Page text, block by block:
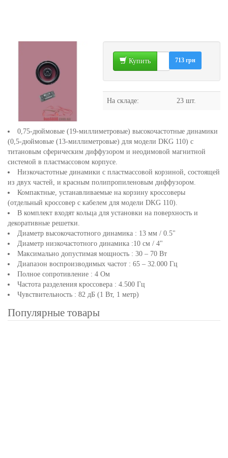
Купить 713 грн
На складе: 23 шт.
0,75-дюймовые (19-миллиметровые) высокочастотные динамики
(0,5-дюймовые (13-миллиметровые) для модели DKG 110) с
титановым сферическим диффузором и неодимовой магнитной
системой в пластмассовом корпусе.
Низкочастотные динамики с пластмассовой корзиной, состоящей
из двух частей, и красным полипропиленовым диффузором.
Компактные, устанавливаемые на корзину кроссоверы
(отдельный кроссовер с кабелем для модели DKG 110).
В комплект входят кольца для установки на поверхность и
декоративные решетки.
Диаметр высокочастотного динамика : 13 мм / 0.5"
Диаметр низкочастотного динамика :10 см / 4"
Максимально допустимая мощность : 30 – 70 Вт
Диапазон воспроизводимых частот : 65 – 32.000 Гц
Полное сопротивление : 4 Ом
Частота разделения кроссовера : 4.500 Гц
Чувствительность : 82 дБ (1 Вт, 1 метр)
Популярные товары